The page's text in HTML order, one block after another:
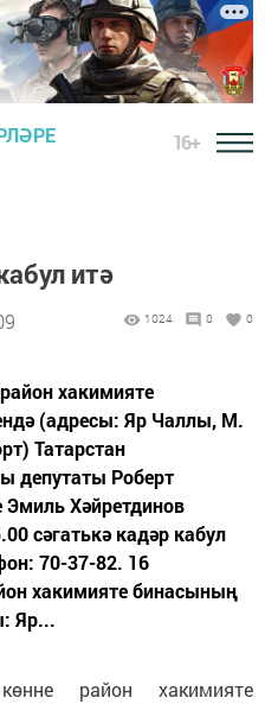
16+
итә
1024 0 0
хакимияте
(адресы: Яр Чаллы, М.
Татарстан
депутаты Роберт
Хәйретдинов
сәгатькә кадәр кабул
70-37-82. 16
хакимияте бинасының
Яр...
район хакимияте